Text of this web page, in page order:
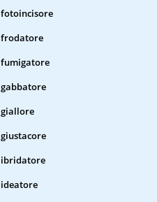
fotoincisore
frodatore
fumigatore
gabbatore
giallore
giustacore
ibridatore
ideatore